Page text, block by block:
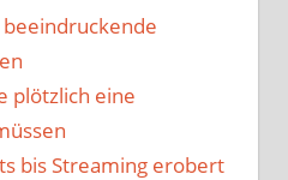
plötzlich eine
bis Streaming erobert